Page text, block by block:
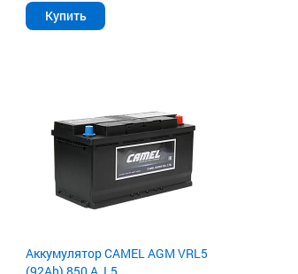
Купить
Аккумулятор CAMEL AGM VRL5